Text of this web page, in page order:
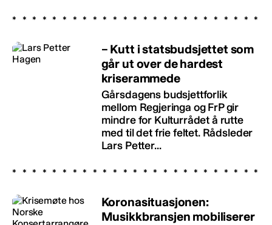
– Kutt i statsbudsjettet som
går ut over de hardest
kriserammede
Gårsdagens budsjettforlik
mellom Regjeringa og FrP gir
mindre for Kulturrådet å rutte
med til det frie feltet. Rådsleder
Lars Petter...
Koronasituasjonen:
Musikkbransjen mobiliserer